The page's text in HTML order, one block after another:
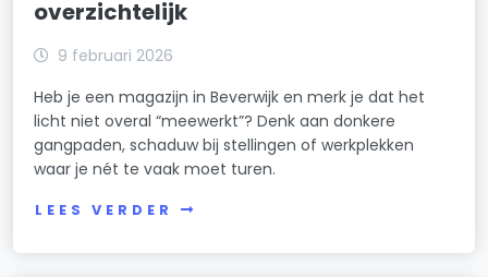
overzichtelijk
9 februari 2026
Heb je een magazijn in Beverwijk en merk je dat het
licht niet overal “meewerkt”? Denk aan donkere
gangpaden, schaduw bij stellingen of werkplekken
waar je nét te vaak moet turen.
LEES VERDER